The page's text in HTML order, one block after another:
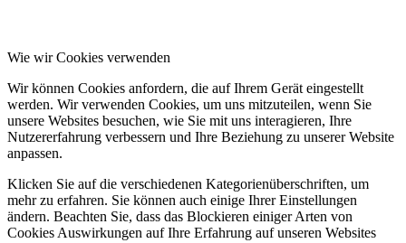
Wie wir Cookies verwenden
Wir können Cookies anfordern, die auf Ihrem Gerät eingestellt
werden. Wir verwenden Cookies, um uns mitzuteilen, wenn Sie
unsere Websites besuchen, wie Sie mit uns interagieren, Ihre
Nutzererfahrung verbessern und Ihre Beziehung zu unserer Website
anpassen.
Klicken Sie auf die verschiedenen Kategorienüberschriften, um
mehr zu erfahren. Sie können auch einige Ihrer Einstellungen
ändern. Beachten Sie, dass das Blockieren einiger Arten von
Cookies Auswirkungen auf Ihre Erfahrung auf unseren Websites